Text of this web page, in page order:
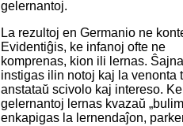
gelernantoj.
La rezultoj en Germanio ne
Evidentiĝis, ke infanoj ofte ne
komprenas, kion ili lernas.
instigas ilin notoj kaj la venonta
anstataŭ scivolo kaj intereso.
gelernantoj lernas kvazaŭ
enkapigas la lernendaĵon,